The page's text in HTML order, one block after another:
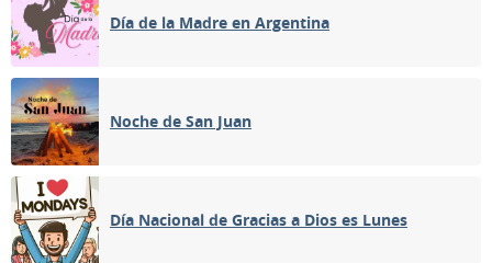
Día de la Madre en Argentina
Noche de San Juan
Día Nacional de Gracias a Dios es Lunes